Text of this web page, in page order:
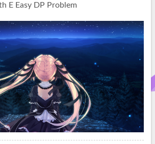
E Easy DP Problem